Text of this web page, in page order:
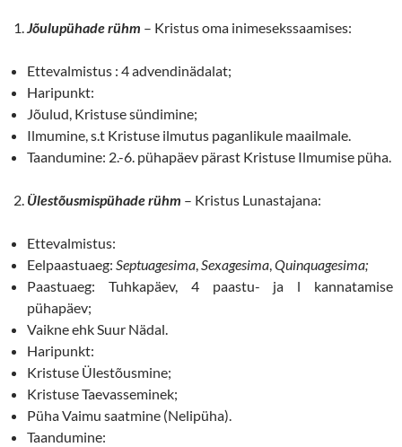
Jõulupühade rühm – Kristus oma inimesekssaamises:
Ettevalmistus : 4 advendinädalat;
Haripunkt:
Jõulud, Kristuse sündimine;
Ilmumine, s.t Kristuse ilmutus paganlikule maailmale.
Taandumine: 2.-6. pühapäev pärast Kristuse Ilmumise püha.
Ülestõusmispühade rühm – Kristus Lunastajana:
Ettevalmistus:
Eelpaastuaeg: Septuagesima,Sexagesima,Quinquagesima;
Paastuaeg: Tuhkapäev, 4 paastu- ja l kannatamise
pühapäev;
Vaikne ehk Suur Nädal.
Haripunkt:
Kristuse Ülestõusmine;
Kristuse Taevasseminek;
Püha Vaimu saatmine (Nelipüha).
Taandumine: